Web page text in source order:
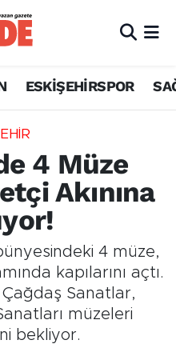
ESKİŞEHİRSPOR
4 Müze
Akınına
4 müze,
kapılarını açtı.
Sanatlar,
müzeleri
bekliyor.